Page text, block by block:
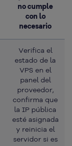
no cumple
con lo
necesario
Verifica el
estado de la
VPS en el
panel del
proveedor,
confirma que
la IP pública
esté asignada
y reinicia el
servidor si es